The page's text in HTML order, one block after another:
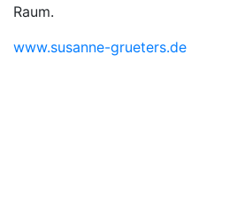
Raum.
www.susanne-grueters.de